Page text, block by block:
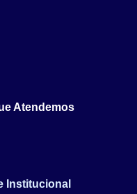
Atendemos
Institucional